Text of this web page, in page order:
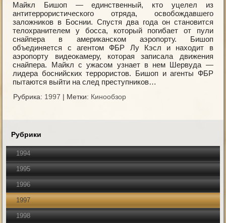
Майкл Бишоп — единственный, кто уцелел из
антитеррористического отряда, освобождавшего
заложников в Боснии. Спустя два года он становится
телохранителем у босса, который погибает от пули
снайпера в американском аэропорту. Бишоп
объединяется с агентом ФБР Лу Кэсл и находит в
аэропорту видеокамеру, которая записала движения
снайпера. Майкл с ужасом узнает в нем Шервуда —
лидера боснийских террористов. Бишоп и агенты ФБР
пытаются выйти на след преступников…
Рубрика: 1997 | Метки: Кинообзор
Рубрики
1994
1995
1996
1997
1998